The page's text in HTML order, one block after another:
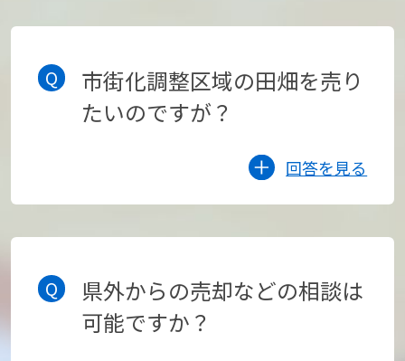
市街化調整区域の田畑を売り
たいのですが？
回答を見る
県外からの売却などの相談は
可能ですか？